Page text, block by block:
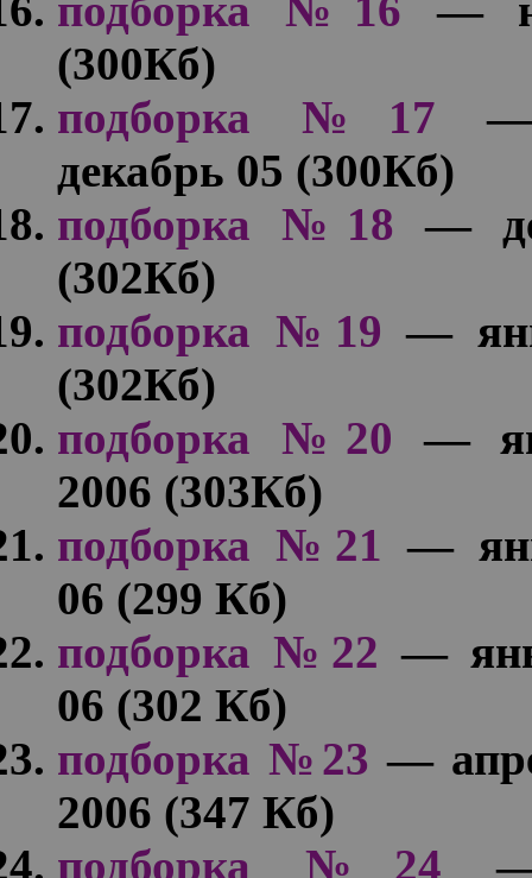
(300Кб)
подборка №17 —
декабрь 05 (300Кб)
подборка №18 —
(302Кб)
подборка №19 —
(302Кб)
подборка №20 —
2006 (303Кб)
подборка №21 —
06 (299 Кб)
подборка №22 —
06 (302 Кб)
подборка №23 —
2006 (347 Кб)
подборка №24 —